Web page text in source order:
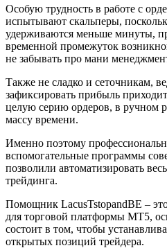
Особую трудность в работе с
испытывают скальперы,
удерживаются меньше минуты,
временной промежуток
не забывать про мани
Также не сладко и сеточникам,
зафиксировать прибыль
целую серию ордеров, в ручном
массу времени.
Именно поэтому
вспомогательные программы
позволили автоматизировать
трейдинга.
Помощник LacusTstopandBE –
для торговой платформы МТ5,
состоит в том, чтобы
открытых позиций трейдера.